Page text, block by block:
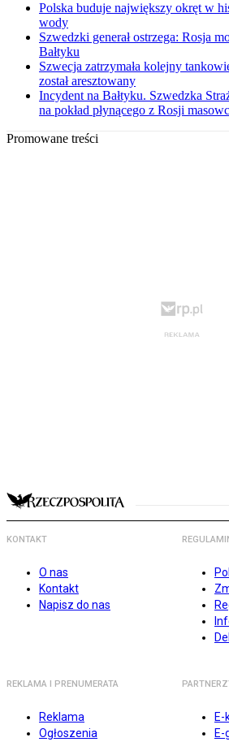
Polska buduje największy okręt w
wody
Szwedzki generał ostrzega: Rosja
Bałtyku
Szwecja zatrzymała kolejny
został aresztowany
Incydent na Bałtyku. Szwedzka
na pokład płynącego z Rosji
Promowane treści
KONTAKT
O nas
Kontakt
Napisz do nas
REKLAMA I PRENUMERATA
Reklama
Ogłoszenia
E-
E-